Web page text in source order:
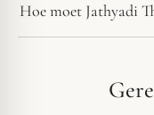
Hoe moet Jathyadi